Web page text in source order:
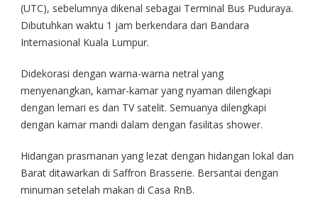
(UTC), sebelumnya dikenal sebagai Terminal Bus Puduraya.
Dibutuhkan waktu 1 jam berkendara dari Bandara
Internasional Kuala Lumpur.
Didekorasi dengan warna-warna netral yang
menyenangkan, kamar-kamar yang nyaman dilengkapi
dengan lemari es dan TV satelit. Semuanya dilengkapi
dengan kamar mandi dalam dengan fasilitas shower.
Hidangan prasmanan yang lezat dengan hidangan lokal dan
Barat ditawarkan di Saffron Brasserie. Bersantai dengan
minuman setelah makan di Casa RnB.